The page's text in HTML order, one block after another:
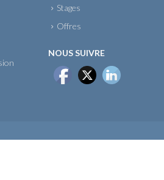
Stages
Offres
NOUS SUIVRE